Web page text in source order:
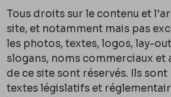
Tous droits sur le contenu et
site, et notamment mais pas
les photos, textes, logos, lay-
slogans, noms commerciaux et
de ce site sont réservés. Ils
textes législatifs et